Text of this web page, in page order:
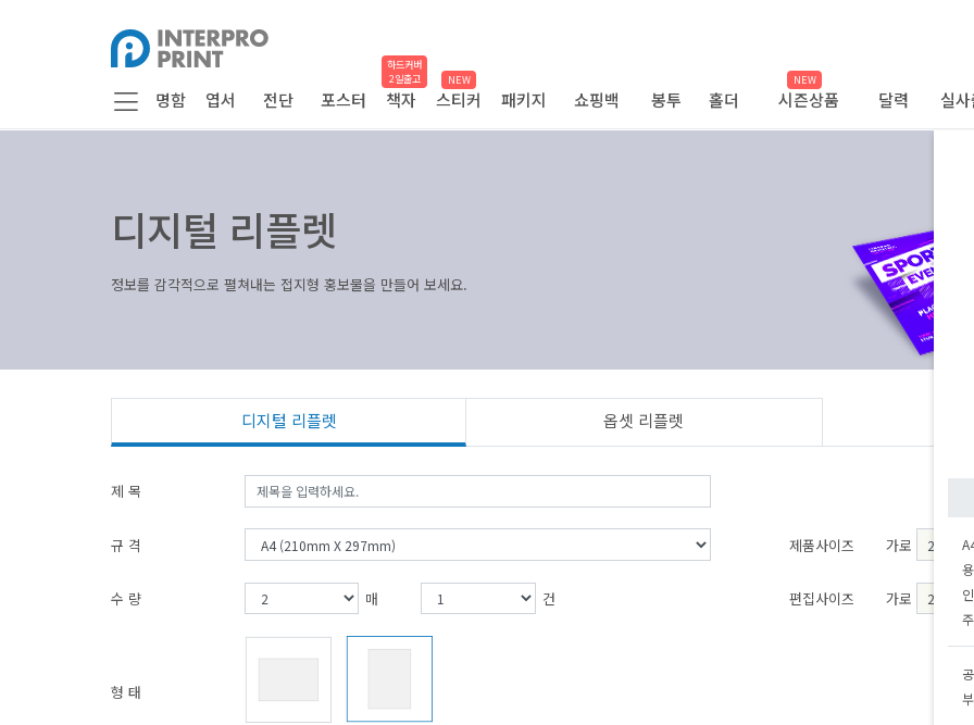
명함 엽서 전단 포스터
하드커버
2일출고
책자
NEW
스티커 패키지 쇼핑백 봉투 홀더
NEW
시즌상품 달력 실
디지털 리플렛
정보를 감각적으로 펼쳐내는 접지형 홍보물을 만들어 보세요.
디지털 리플렛 옵셋 리플렛
제 목
규 격 제품사이즈 가로
수 량 매 건 편집사이즈 가로
형 태